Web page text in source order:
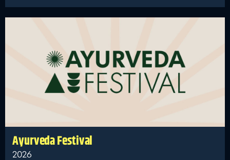
Ayurveda Festival
2026